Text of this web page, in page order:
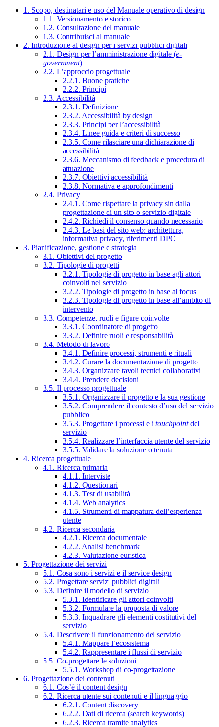
1. Scopo, destinatari e uso del Manuale operativo di design
1.1. Versionamento e storico
1.2. Consultazione del manuale
1.3. Contribuisci al manuale
2. Introduzione al design per i servizi pubblici digitali
2.1. Design per l’amministrazione digitale (e-
government)
2.2. L’approccio progettuale
2.2.1. Buone pratiche
2.2.2. Principi
2.3. Accessibilità
2.3.1. Definizione
2.3.2. Accessibilità by design
2.3.3. Principi per l’accessibilità
2.3.4. Linee guida e criteri di successo
2.3.5. Come rilasciare una dichiarazione di
accessibilità
2.3.6. Meccanismo di feedback e procedura di
attuazione
2.3.7. Obiettivi accessibilità
2.3.8. Normativa e approfondimenti
2.4. Privacy
2.4.1. Come rispettare la privacy sin dalla
progettazione di un sito o servizio digitale
2.4.2. Richiedi il consenso quando necessario
2.4.3. Le basi del sito web: architettura,
informativa privacy, riferimenti DPO
3. Pianificazione, gestione e strategia
3.1. Obiettivi del progetto
3.2. Tipologie di progetti
3.2.1. Tipologie di progetto in base agli attori
coinvolti nel servizio
3.2.2. Tipologie di progetto in base al focus
3.2.3. Tipologie di progetto in base all’ambito di
intervento
3.3. Competenze, ruoli e figure coinvolte
3.3.1. Coordinatore di progetto
3.3.2. Definire ruoli e responsabilità
3.4. Metodo di lavoro
3.4.1. Definire processi, strumenti e rituali
3.4.2. Curare la documentazione di progetto
3.4.3. Organizzare tavoli tecnici collaborativi
3.4.4. Prendere decisioni
3.5. Il processo progettuale
3.5.1. Organizzare il progetto e la sua gestione
3.5.2. Comprendere il contesto d’uso del servizio
pubblico
3.5.3. Progettare i processi e i touchpointdel
servizio
3.5.4. Realizzare l’interfaccia utente del servizio
3.5.5. Validare la soluzione ottenuta
4. Ricerca progettuale
4.1. Ricerca primaria
4.1.1. Interviste
4.1.2. Questionari
4.1.3. Test di usabilità
4.1.4. Web analytics
4.1.5. Strumenti di mappatura dell’esperienza
utente
4.2. Ricerca secondaria
4.2.1. Ricerca documentale
4.2.2. Analisi benchmark
4.2.3. Valutazione euristica
5. Progettazione dei servizi
5.1. Cosa sono i servizi e il service design
5.2. Progettare servizi pubblici digitali
5.3. Definire il modello di servizio
5.3.1. Identificare gli attori coinvolti
5.3.2. Formulare la proposta di valore
5.3.3. Inquadrare gli elementi costitutivi del
servizio
5.4. Descrivere il funzionamento del servizio
5.4.1. Mappare l’ecosistema
5.4.2. Rappresentare i flussi di servizio
5.5. Co-progettare le soluzioni
5.5.1. Workshop di co-progettazione
6. Progettazione dei contenuti
6.1. Cos’è il content design
6.2. Ricerca utente sui contenuti e il linguaggio
6.2.1. Content discovery
6.2.2. Dati di ricerca (search keywords)
6.2.3. Ricerca tramite analytics